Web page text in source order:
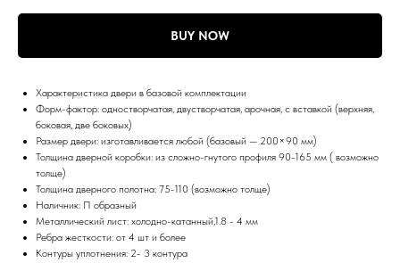
BUY NOW
Характеристика двери в базовой комплектации
Форм-фактор: одностворчатая, двустворчатая, арочная, с вставкой (верхняя,
боковая, две боковых)
Размер двери: изготавливается любой (базовый — 200×90 мм)
Толщина дверной коробки: из сложно-гнутого профиля 90-165 мм ( возможно
толще)
Толщина дверного полотна: 75-110 (возможно толще)
Наличник: П образный
Металлический лист: холодно-катанный,1.8 - 4 мм
Ребра жесткости: от 4 шт и более
Контуры уплотнения: 2- 3 контура